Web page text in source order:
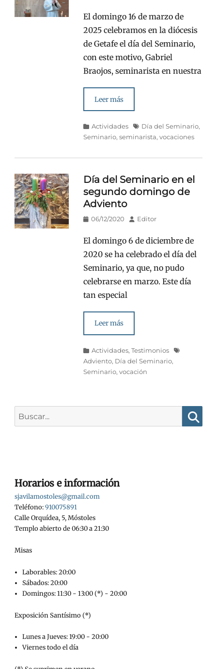
El domingo 16 de marzo de
2025 celebramos en la diócesis
de Getafe el día del Seminario,
con este motivo, Gabriel
Braojos, seminarista en nuestra
Leer más
Categorías
Actividades Etiquetas
Día del Seminario,
Seminario,seminarista,vocaciones
Día del Seminario en el
segundo domingo de
Adviento
Publicado
06/12/2020 AutorEditor
El domingo 6 de diciembre de
2020 se ha celebrado el día del
Seminario, ya que, no pudo
celebrarse en marzo. Este día
tan especial
Leer más
Categorías
Actividades,Testimonios
Etiquetas
Adviento, Día del Seminario,
Seminario,vocación
Horarios e información
sjavilamostoles@gmail.com
Teléfono:910075891
Calle Orquídea, 5, Móstoles
Templo abierto de 06:30 a 21:30
Misas
Laborables: 20:00
Sábados: 20:00
Domingos: 11:30 - 13:00 (*) - 20:00
Exposición Santísimo (*)
Lunes a Jueves: 19:00 - 20:00
Viernes todo el día